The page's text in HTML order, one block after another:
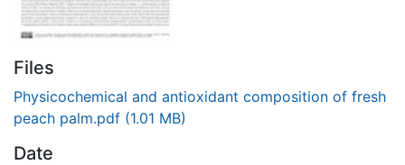
Files
Physicochemical and antioxidant composition of fresh
peach palm.pdf (1.01 MB)
Date